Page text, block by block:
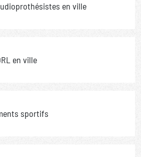
en ville
en ville
sportifs